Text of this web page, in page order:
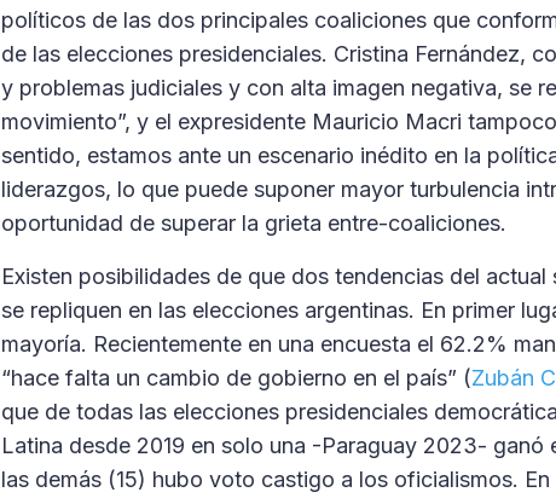
políticos de las dos principales coaliciones que
de las elecciones presidenciales. Cristina Fernández,
y problemas judiciales y con alta imagen negativa, se
movimiento”, y el expresidente Mauricio Macri
sentido, estamos ante un escenario inédito en la
liderazgos, lo que puede suponer mayor turbulencia
oportunidad de superar la grieta entre-coaliciones.
Existen posibilidades de que dos tendencias del
se repliquen en las elecciones argentinas. En primer
mayoría. Recientemente en una encuesta el 62.2%
“hace falta un cambio de gobierno en el país” (Zubán
que de todas las elecciones presidenciales
Latina desde 2019 en solo una -Paraguay 2023- ganó
las demás (15) hubo voto castigo a los oficialismos.